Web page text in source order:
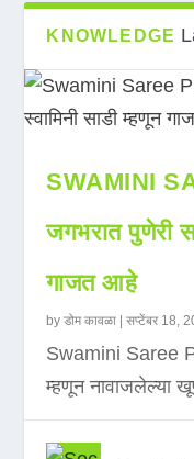
KNOWLEDGE
SWAMINI
जगभरात पुणेरी
गाजत आहे
byडोम कावळा |सप्टेंबर 18,
Swamini Saree
म्हणून नावाजलेल्या